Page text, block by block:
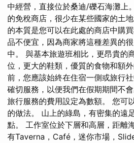
中經營，直接位於桑迪/礫石海灘上
的免稅商店，很少在某些國家的土
的本質是您可以在此處的商店中購
品不便宜，因為商家將這種差異的
中。 與基本旅遊班相比，更昂貴的
位，更大的鞋類，優質的食物和額
前，您應該始終在住宿一側或旅行
確切服務，以便我們在假期期間不
旅行服務的費用設定為數額。 您可
的做法。 山上的綠島，有密集的遠
點。 工作室位於下層和高層，距離
有Taverna，Café，迷你市場，